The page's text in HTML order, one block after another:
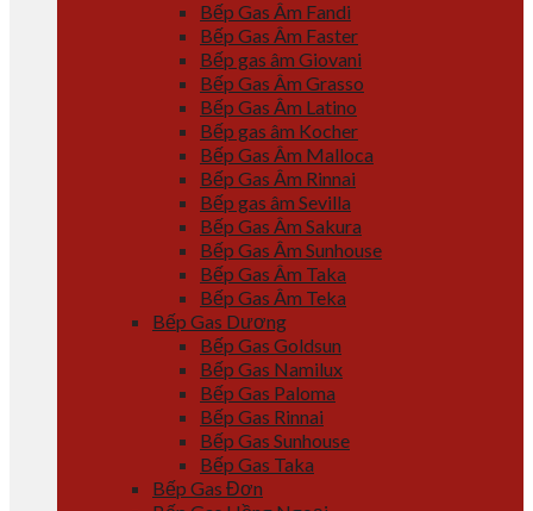
Bếp Gas Âm Fandi
Bếp Gas Âm Faster
Bếp gas âm Giovani
Bếp Gas Âm Grasso
Bếp Gas Âm Latino
Bếp gas âm Kocher
Bếp Gas Âm Malloca
Bếp Gas Âm Rinnai
Bếp gas âm Sevilla
Bếp Gas Âm Sakura
Bếp Gas Âm Sunhouse
Bếp Gas Âm Taka
Bếp Gas Âm Teka
Bếp Gas Dương
Bếp Gas Goldsun
Bếp Gas Namilux
Bếp Gas Paloma
Bếp Gas Rinnai
Bếp Gas Sunhouse
Bếp Gas Taka
Bếp Gas Đơn